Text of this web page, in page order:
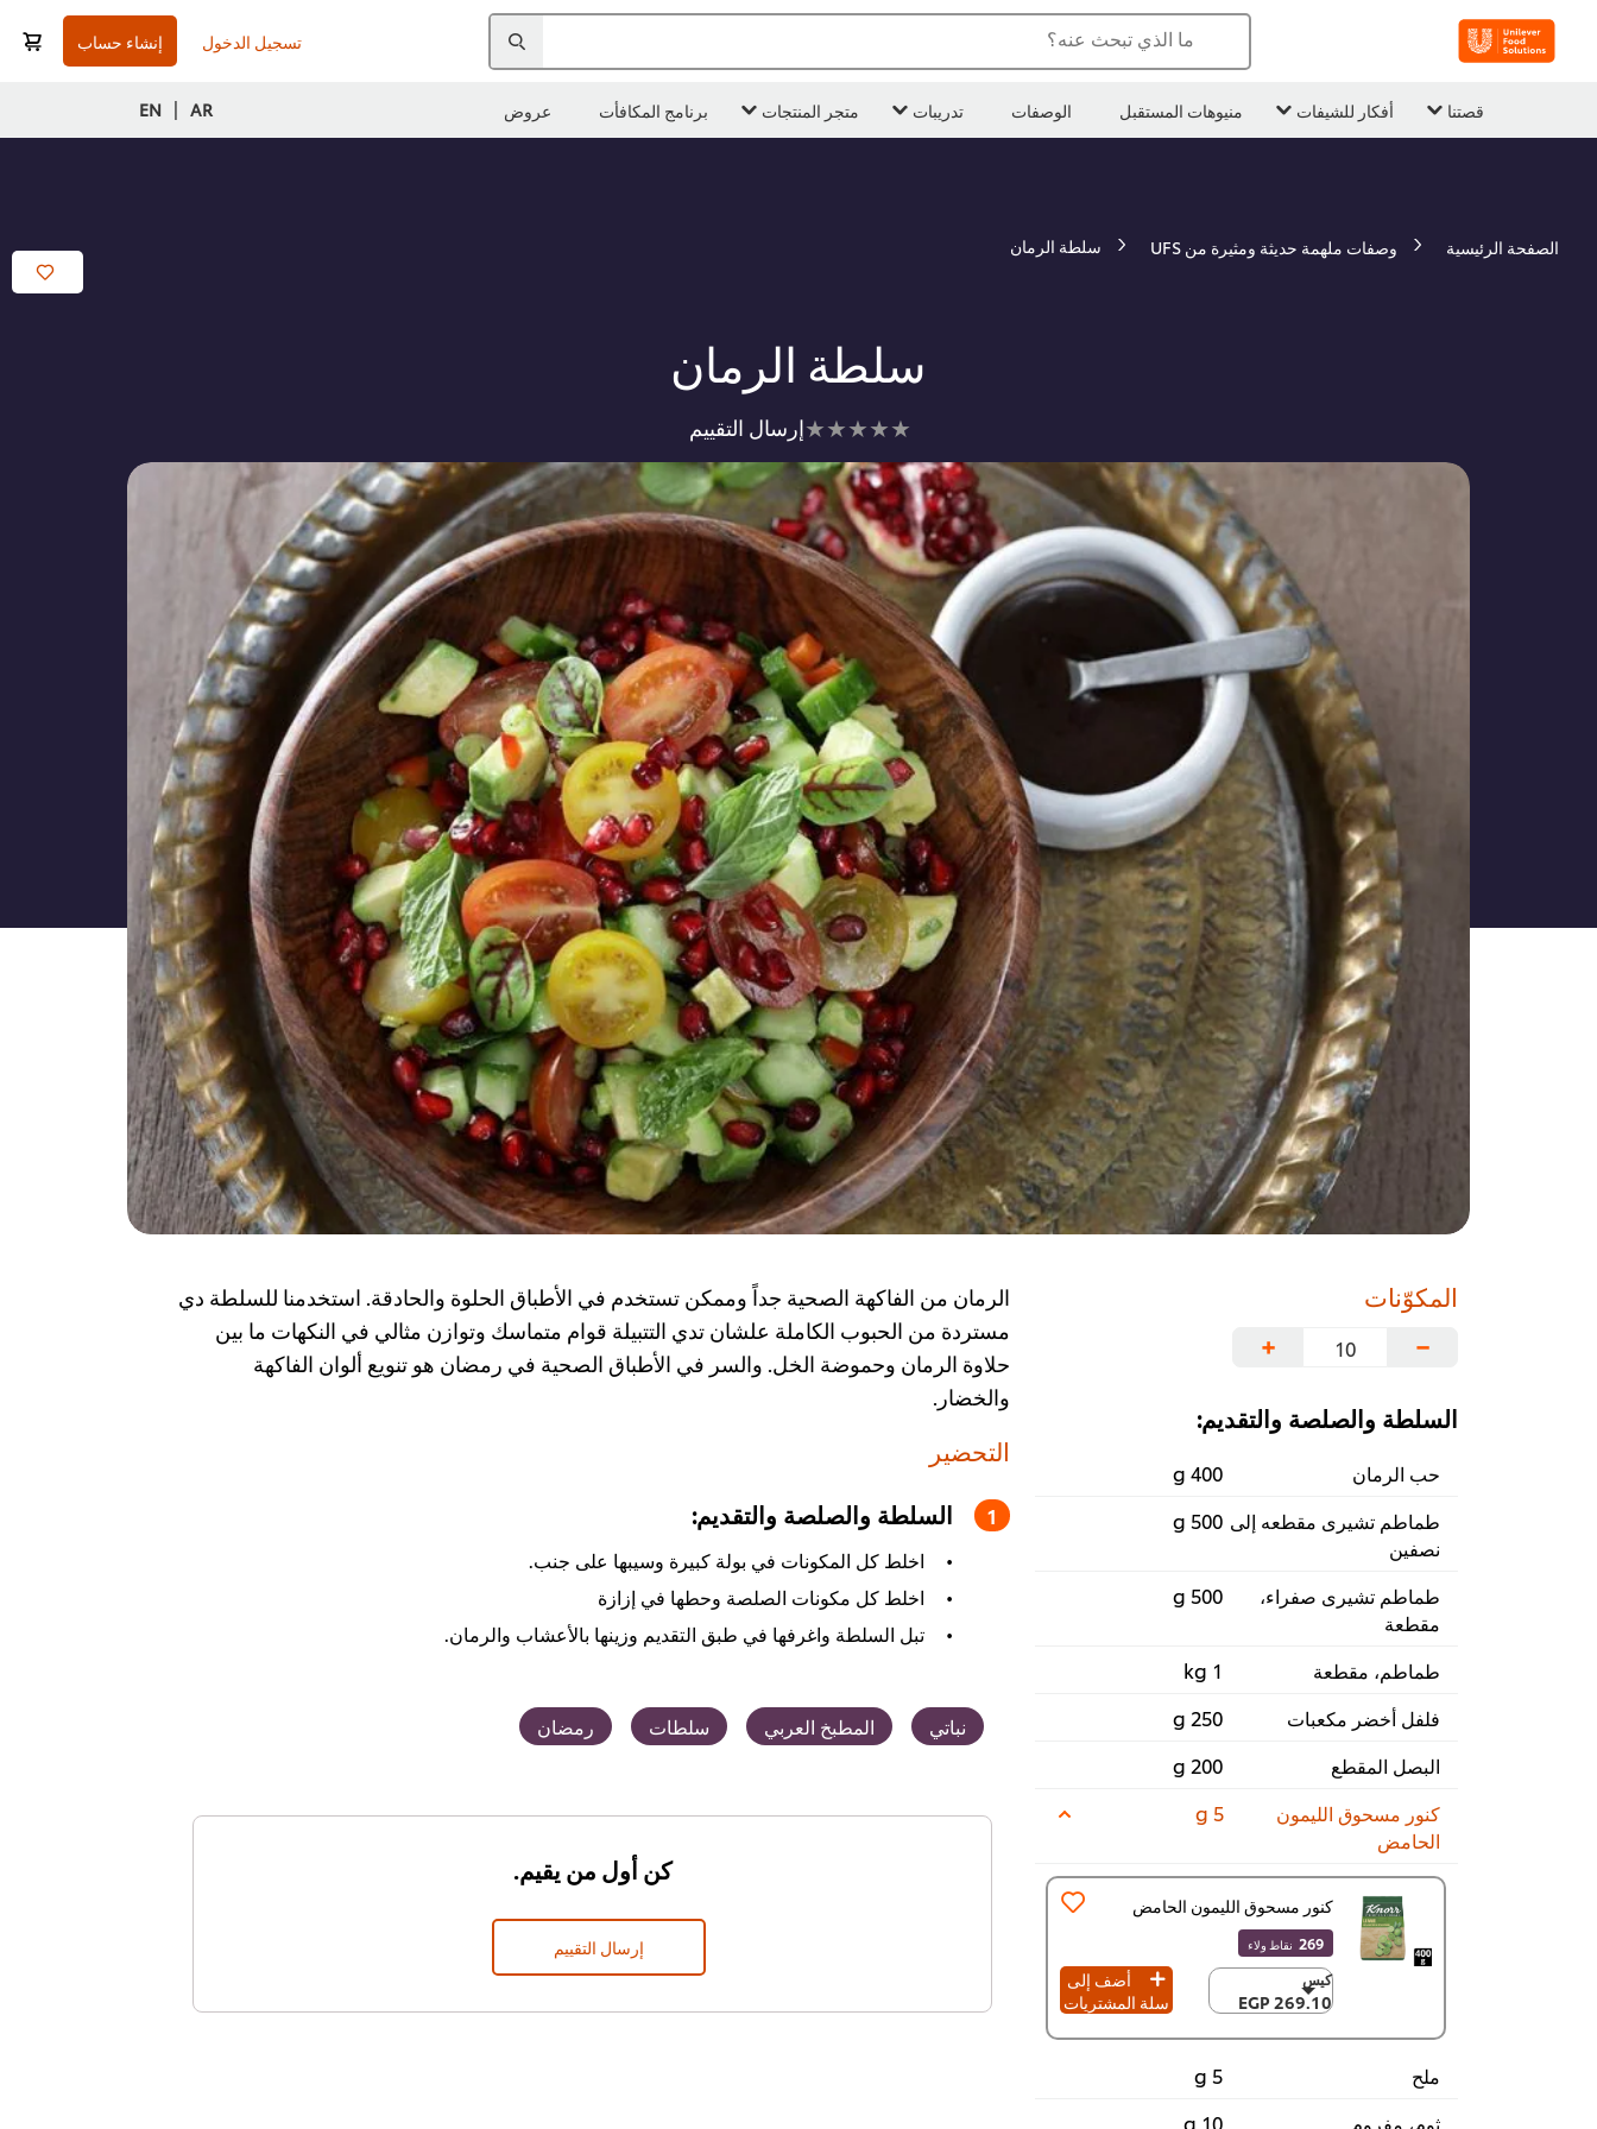
ما الذي تبحث عنه؟ تسجيل الدخول إنشاء حساب
قصتنا أفكار للشيفات منيوهات المستقبل الوصفات تدريبات متجر المنتجات برنامج المكافأت عروض AR
|
EN
الصفحة الرئيسية وصفات ملهمة حديثة ومثيرة من UFS سلطة الرمان
سلطة الرمان
لم
يتم
تقديم
أي
تقييمات
لهذا
إرسال التقييم
المكوّنات
−
+
السلطة والصلصة والتقديم:
حب الرمان
400 g
طماطم تشيرى مقطعه إلى
نصفين
500 g
طماطم تشيرى صفراء،
مقطعة
500 g
طماطم، مقطعة
1 kg
فلفل أخضر مكعبات
250 g
البصل المقطع
200 g
كنور مسحوق الليمون
الحامض
5 g
كنور مسحوق الليمون الحامض
269 نقاط ولاء
كيس
269.10 EGP
كيس
269.10 EGP
أضف إلى
سلة المشتريات
ملح
5 g
ثوم، مفروم
10 g
الرمان من الفاكهة الصحية جداً وممكن تستخدم في الأطباق الحلوة والحادقة. استخدمنا للسلطة دي
مستردة من الحبوب الكاملة علشان تدي التتبيلة قوام متماسك وتوازن مثالي في النكهات ما بين
حلاوة الرمان وحموضة الخل. والسر في الأطباق الصحية في رمضان هو تنويع ألوان الفاكهة
والخضار.
التحضير
السلطة والصلصة والتقديم:
اخلط كل المكونات في بولة كبيرة وسيبها على جنب.
اخلط كل مكونات الصلصة وحطها في إزازة
تبل السلطة واغرفها في طبق التقديم وزينها بالأعشاب والرمان.
نباتي المطبخ العربي سلطات رمضان
كن أول من يقيم.
إرسال التقييم